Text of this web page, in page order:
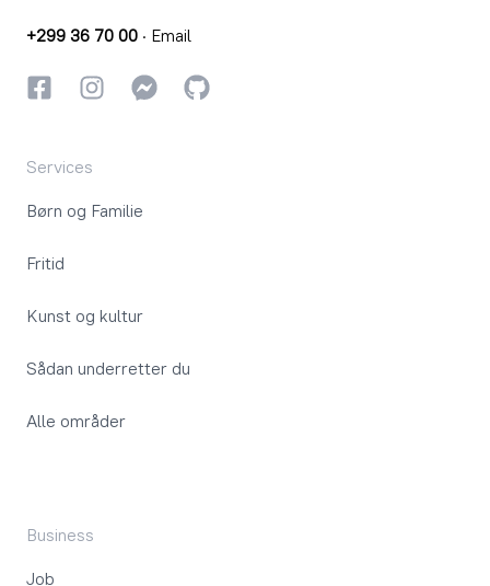
+299 36 70 00 · Email
FacebookInstagramInstagram
GitHub
Services
Børn og Familie
Fritid
Kunst og kultur
Sådan underretter du
Alle områder
Business
Job